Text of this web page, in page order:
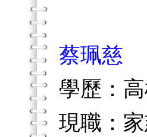
蔡珮慈
學歷：
現職：